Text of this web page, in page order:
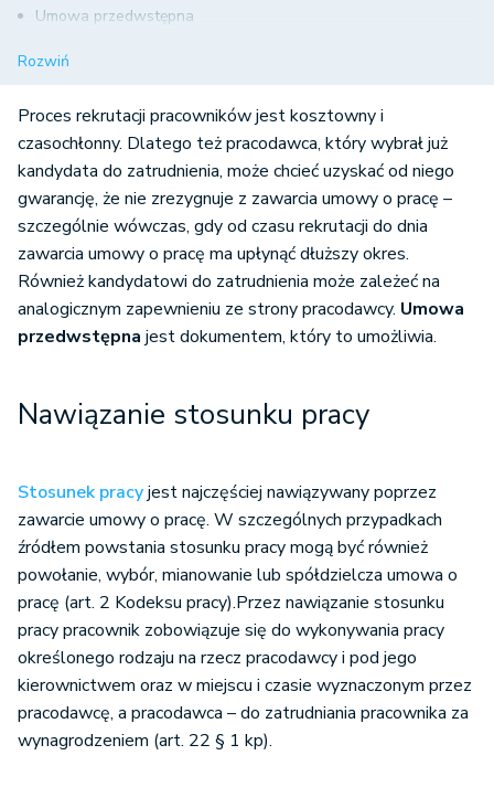
Umowa przedwstępna
W jakich przypadkach pracodawca nie będzie musiał zawrzeć
umowy przyrzeczonej?
Rozwiń
Proces rekrutacji pracowników jest kosztowny i
czasochłonny. Dlatego też pracodawca, który wybrał już
kandydata do zatrudnienia, może chcieć uzyskać od niego
gwarancję, że nie zrezygnuje z zawarcia umowy o pracę –
szczególnie wówczas, gdy od czasu rekrutacji do dnia
zawarcia umowy o pracę ma upłynąć dłuższy okres.
Również kandydatowi do zatrudnienia może zależeć na
analogicznym zapewnieniu ze strony pracodawcy. Umowa
przedwstępna jest dokumentem, który to umożliwia.
Nawiązanie stosunku pracy
Stosunek pracyjest najczęściej nawiązywany poprzez
zawarcie umowy o pracę. W szczególnych przypadkach
źródłem powstania stosunku pracy mogą być również
powołanie, wybór, mianowanie lub spółdzielcza umowa o
pracę (art. 2 Kodeksu pracy).Przez nawiązanie stosunku
pracy pracownik zobowiązuje się do wykonywania pracy
określonego rodzaju na rzecz pracodawcy i pod jego
kierownictwem oraz w miejscu i czasie wyznaczonym przez
pracodawcę, a pracodawca – do zatrudniania pracownika za
wynagrodzeniem (art. 22 § 1 kp).